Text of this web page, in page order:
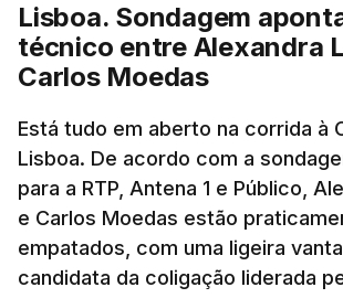
Lisboa. Sondagem
técnico entre Alexandra
Carlos Moedas
Está tudo em aberto na corrida à
Lisboa. De acordo com a
para a RTP, Antena 1 e Público,
e Carlos Moedas estão
empatados, com uma ligeira
candidata da coligação liderada